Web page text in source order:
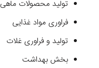
تولید محصولات ماهی
فراوری مواد غذایی
تولید و فراوری غلات
بخش بهداشت